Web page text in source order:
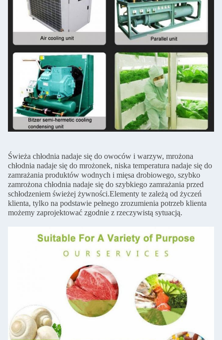
Zostaw wiadomość
Oddzwonimy wkrótce!
Świeża chłodnia nadaje się do owoców i warzyw, mrożona
chłodnia nadaje się do mrożonek, niska temperatura nadaje się do
zamrażania produktów wodnych i mięsa drobiowego, szybko
zamrożona chłodnia nadaje się do szybkiego zamrażania przed
schłodzeniem świeżej żywności.Elementy te zależą od życzeń
klienta, tylko na podstawie pełnego zrozumienia potrzeb klienta
możemy zaprojektować zgodnie z rzeczywistą sytuacją.